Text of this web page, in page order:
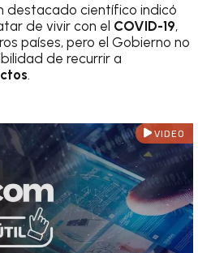
destacado científico indicó
de vivir con el COVID-19,
países, pero el Gobierno no
de recurrir a
.
VIDEO